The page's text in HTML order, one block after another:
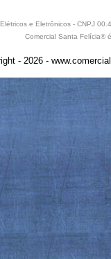
e Eletrônicos - CNPJ
Comercial Santa Felícia®
- 2026 -